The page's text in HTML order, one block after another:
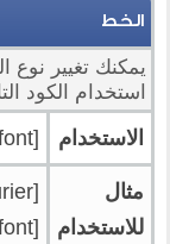
الخط
يمكنك تغيير
استخدام الكود
الاستخدام [font=
مثال
للاستخدام